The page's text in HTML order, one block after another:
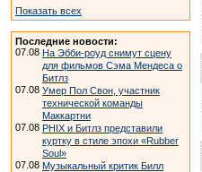
Показать всех
Последние новости:
07.08 На Эбби-роуд снимут сцену
для фильмов Сэма Мендеса о
Битлз
07.08 Умер Пол Свон, участник
технической команды
Маккартни
07.08 PHIX и Битлз представили
куртку в стиле эпохи «Rubber
Soul»
07.08 Музыкальный критик Билл